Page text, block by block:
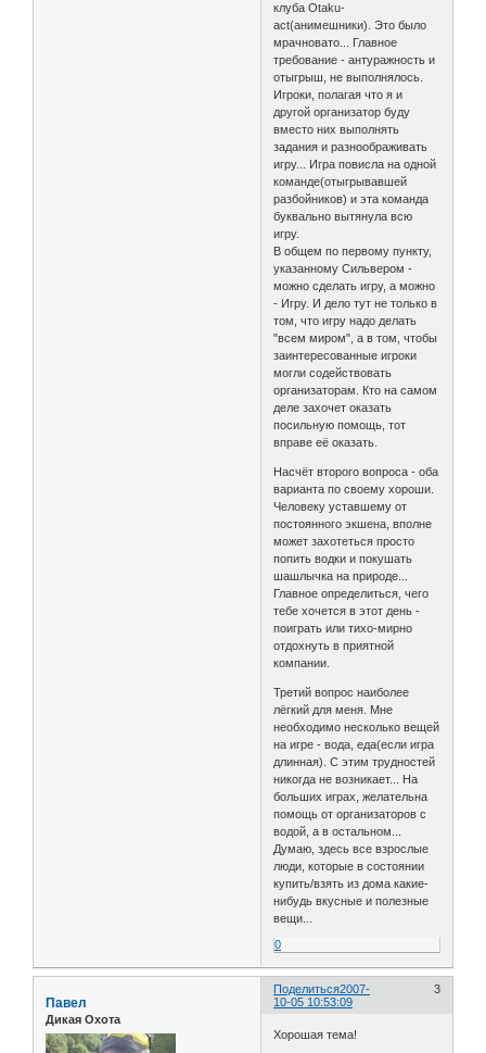
клуба Otaku-
act(анимешники). Это было
мрачновато... Главное
требование - антуражность и
отыгрыш, не выполнялось.
Игроки, полагая что я и
другой организатор буду
вместо них выполнять
задания и разноображивать
игру... Игра повисла на одной
команде(отыгрывавшей
разбойников) и эта команда
буквально вытянула всю
игру.
В общем по первому пункту,
указанному Сильвером -
можно сделать игру, а можно
- Игру. И дело тут не только в
том, что игру надо делать
"всем миром", а в том, чтобы
заинтересованные игроки
могли содействовать
организаторам. Кто на самом
деле захочет оказать
посильную помощь, тот
вправе её оказать.
Насчёт второго вопроса - оба
варианта по своему хороши.
Человеку уставшему от
постоянного экшена, вполне
может захотеться просто
попить водки и покушать
шашлычка на природе...
Главное определиться, чего
тебе хочется в этот день -
поиграть или тихо-мирно
отдохнуть в приятной
компании.
Третий вопрос наиболее
лёгкий для меня. Мне
необходимо несколько вещей
на игре - вода, еда(если игра
длинная). С этим трудностей
никогда не возникает... На
больших играх, желательна
помощь от организаторов с
водой, а в остальном...
Думаю, здесь все взрослые
люди, которые в состоянии
купить/взять из дома какие-
нибудь вкусные и полезные
вещи...
0
Поделиться 3
2007-
10-05 10:53:09
Павел
Дикая Охота
Хорошая тема!